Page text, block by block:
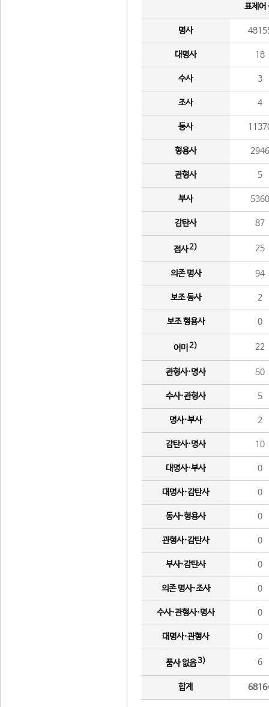
표제어
명사
대명사 18
수사 3
조사 4
동사
형용사 2946
관형사 5
부사 5360
감탄사 87
접사2) 25
의존 명사 94
보조 동사 2
보조 형용사 0
어미 2) 22
관형사·명사 50
수사·관형사 5
명사·부사 2
감탄사·명사 10
대명사·부사 0
대명사·감탄사 0
동사·형용사 0
관형사·감탄사 0
부사·감탄사 0
의존 명사·조사 0
수사·관형사·명사 0
대명사·관형사 0
품사 없음3) 6
합계